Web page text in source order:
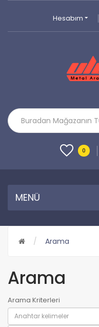
Hesabım
0
MENÜ
Arama
Arama
Arama Kriterleri